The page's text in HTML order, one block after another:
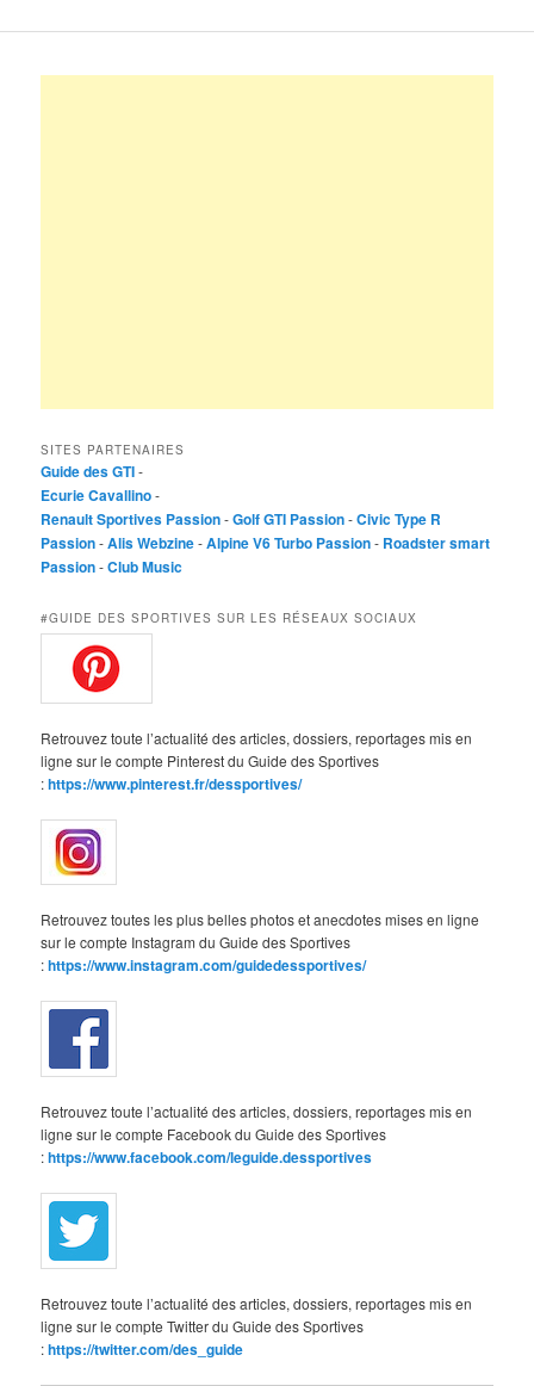
SITES PARTENAIRES
Guide des GTI-
Ecurie Cavallino-
Renault Sportives Passion-Golf GTI Passion-Civic Type R
Passion-Alis Webzine-Alpine V6 Turbo Passion- Roadster smart
Passion-Club Music
#GUIDE DES SPORTIVES SUR LES RÉSEAUX SOCIAUX
Retrouvez toute l’actualité des articles, dossiers, reportages mis en
ligne sur le compte Pinterest du Guide des Sportives
:https://www.pinterest.fr/dessportives/
Retrouvez toutes les plus belles photos et anecdotes mises en ligne
sur le compte Instagram du Guide des Sportives
:https://www.instagram.com/guidedessportives/
Retrouvez toute l’actualité des articles, dossiers, reportages mis en
ligne sur le compte Facebook du Guide des Sportives
:https://www.facebook.com/leguide.dessportives
Retrouvez toute l’actualité des articles, dossiers, reportages mis en
ligne sur le compte Twitter du Guide des Sportives
:https://twitter.com/des_guide